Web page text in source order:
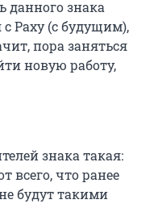
данного знака
Раху (с будущим),
пора заняться
новую работу,
знака такая:
всего, что ранее
будут такими